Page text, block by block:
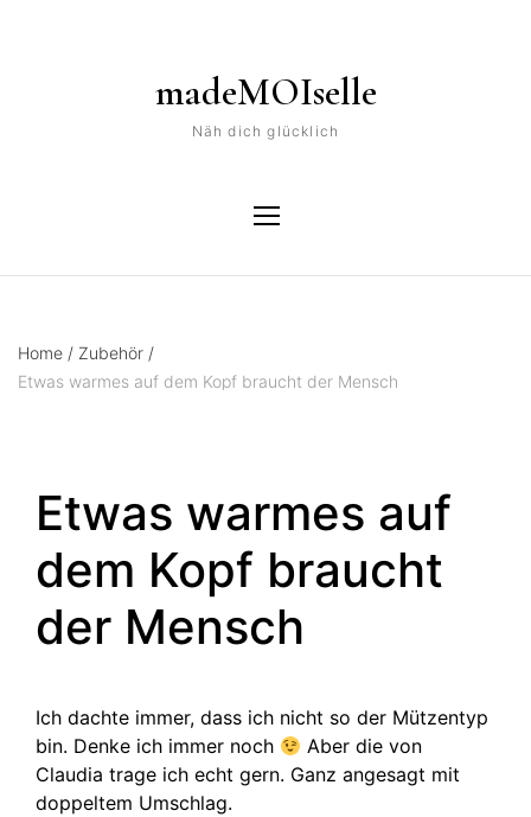
madeMOIselle
Näh dich glücklich
Home / Zubehör /
Etwas warmes auf dem Kopf braucht der Mensch
Etwas warmes auf
dem Kopf braucht
der Mensch
Ich dachte immer, dass ich nicht so der Mützentyp
bin. Denke ich immer noch
Aber die von
Claudia trage ich echt gern. Ganz angesagt mit
doppeltem Umschlag.